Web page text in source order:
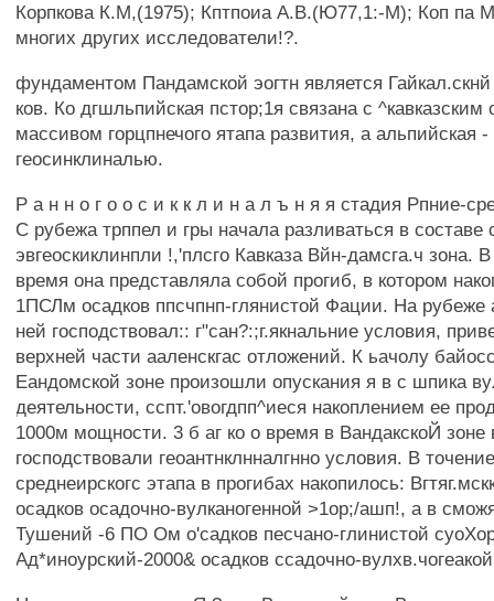
Корпкова К.М,(1975); Кптпоиа А.В.(Ю77,1:-М); Коп па
многих других исследователи!?.
фундаментом Пандамской эогтн является
ков. Ко дгшльпийская пстор;1я связана с
массивом горцпнечого ятапа развития, а альпийская -
геосинклиналью.
Р а н н о г о о с и к к л и н а л ъ н я я стадия Рпние-
С рубежа трппел и гры начала разливаться в составе
эвгеоскиклинпли !,'плсго Кавказа Вйн-дамсга.ч зона.
время она представляла собой прогиб, в котором
1ПСЛм осадков ппсчпнп-глянистой Фации. На рубеже
ней господствовал:: г"сан?:;г.якнальние условия,
верхней части ааленскгас отложений. К ьачолу
Еандомской зоне произошли опускания я в с шпика
деятельности, сспт.'овогдпп^иеся накоплением ее
1000м мощности. 3 б аг ко о время в ВандакскоЙ зоне
господствовали геоантнклнналгнно условия. В
среднеирскогс этапа в прогибах накопилось:
осадков осадочно-вулканогенной >1ор;/ашп!, а в
Тушений -6 ПО Ом о'садков песчано-глинистой
Ад*иноурский-2000& осадков ссадочно-